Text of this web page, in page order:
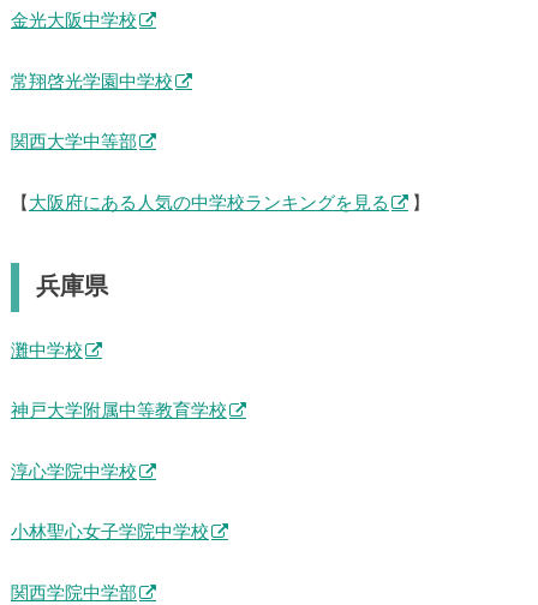
金光大阪中学校
常翔啓光学園中学校
関西大学中等部
【 大阪府にある人気の中学校ランキングを見る 】
兵庫県
灘中学校
神戸大学附属中等教育学校
淳心学院中学校
小林聖心女子学院中学校
関西学院中学部